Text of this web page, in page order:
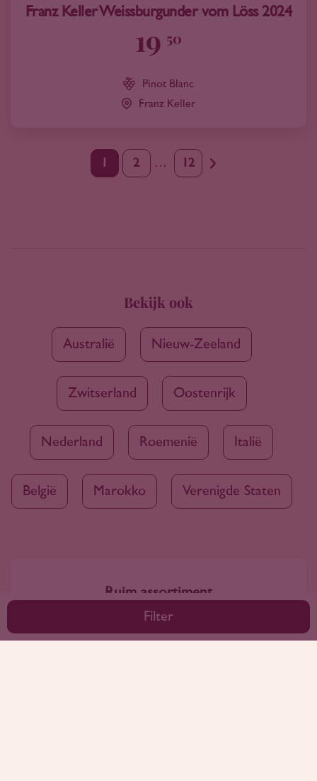
Franz Keller Weissburgunder vom Löss 2024
19 50
Pinot Blanc
Franz Keller
2 … 12
Filter
Bekijk ook
Australië Nieuw-Zeeland
Zwitserland Oostenrijk
Nederland Roemenië Italië
België Marokko Verenigde Staten
Ruim assortiment
4000+ wijnen in ons assortiment